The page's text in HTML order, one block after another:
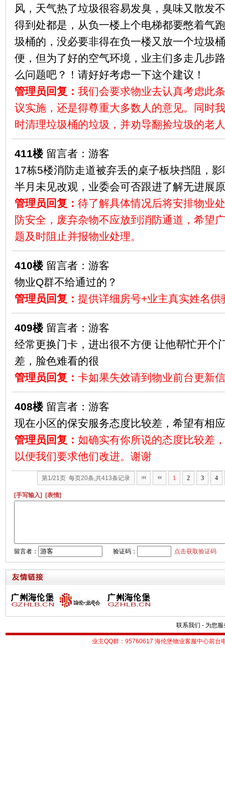
风，天气热了垃圾很容易发臭，臭味又散发
得到处都是，从负一楼上个电梯都要憋着气
圾桶的，没必要非得在负一楼又放一个垃圾
便，但为了好的空气环境，业主们多走几步
么问题吧？！请好好考虑一下这个建议！
管理员回复： 我们会要求物业去认真考虑此
议实施，还是得尊重大多数人的意见。同时
时清理垃圾桶的垃圾，并劝导翻捡垃圾的老
411楼留言者：游客
17栋5楼消防走道被弃丢的桌子板块挡阻，
半月未见改观，业委会可否跟进了解无进展
管理员回复： 待了解具体情况后将安排物业
防安全，废弃杂物不应放到消防通道，希望
题及时阻止并报物业处理。
410楼留言者：游客
物业Q群不给通过的？
管理员回复： 提供详细房号+业主真实姓名供
409楼留言者：游客
经常更换门卡，进出很不方便 让他帮忙开个
差，脸色难看的很
管理员回复： 卡如果失效请到物业前台更新
408楼留言者：游客
现在小区的保安服务态度比较差，希望有相
管理员回复： 如确实有你所说的态度比较差
以便我们要求他们改进。谢谢
第1/21页 每页20条,共413条记录 1 2 3 4
[手写输入] [表情]
留言者： 验证码： 点击获取验证码
联系我们 - 为您服
业主QQ群：95760617 海伦堡物业客服中心前